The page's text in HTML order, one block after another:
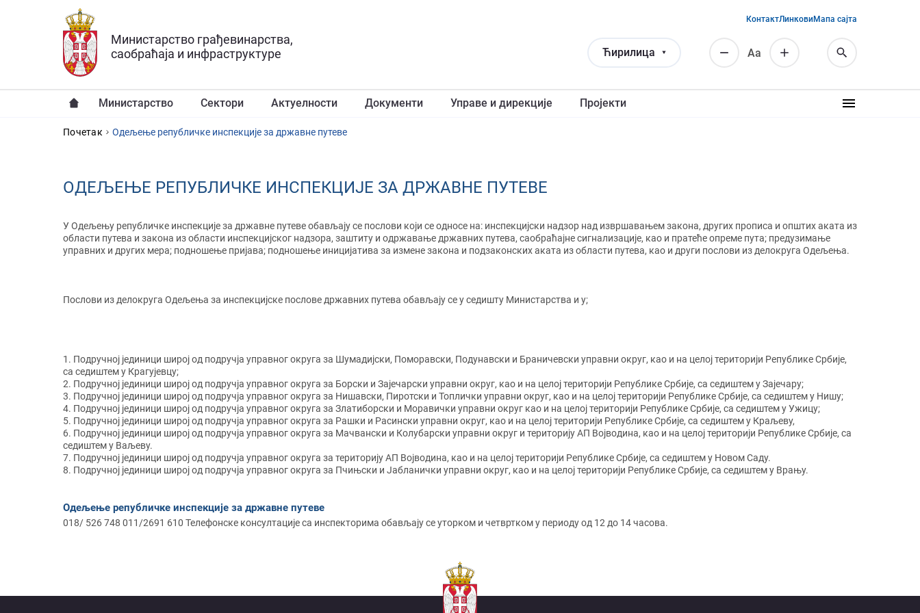
Прескочи на главни део садржаја
Министарство грађевинарства,
саобраћаја и инфраструктуре
Ћирилица Аа
КонтактЛинковиМапа сајта
Министарство Сектори Актуелности Документи Управе и дирекције Пројекти
YOU ARE HERE
Почетак Одељење републичке инспекције за државне путеве
ОДЕЉЕЊЕ РЕПУБЛИЧКЕ ИНСПЕКЦИЈЕ ЗА ДРЖАВНЕ ПУТЕВЕ
У Одељењу републичке инспекције за државне путеве обављају се послови који се односе на: инспекцијски надзор над извршавањем закона, других прописа и општих аката из
области путева и закона из области инспекцијског надзора, заштиту и одржавање државних путева, саобраћајне сигнализације, као и пратеће опреме пута; предузимање
управних и других мера; подношење пријава; подношење иницијатива за измене закона и подзаконских аката из области путева, као и други послови из делокруга Одељења.
Послови из делокруга Одељења за инспекцијске послове државних путева обављају се у седишту Министарства и у;
Подручној јединици широј од подручја управног округа за Шумадијски, Поморавски, Подунавски и Браничевски управни округ, као и на целој територији Републике Србије,
са седиштем у Крагујевцу;
Подручној јединици широј од подручја управног округа за Борски и Зајечарски управни округ, као и на целој територији Републике Србије, са седиштем у Зајечару;
Подручној јединици широј од подручја управног округа за Нишавски, Пиротски и Топлички управни округ, као и на целој територији Републике Србије, са седиштем у Нишу;
Подручној јединици широј од подручја управног округа за Златиборски и Моравички управни округ као и на целој територији Републике Србије, са седиштем у Ужицу;
Подручној јединици широј од подручја управног округа за Рашки и Расински управни округ, као и на целој територији Републике Србије, са седиштем у Краљеву,
Подручној јединици широј од подручја управног округа за Мачвански и Колубарски управни округ и територију АП Војводина, као и на целој територији Републике Србије, са
седиштем у Ваљеву.
Подручној јединици широј од подручја управног округа за територију АП Војводина, као и на целој територији Републике Србије, са седиштем у Новом Саду.
Подручној јединици широј од подручја управног округа за Пчињски и Јабланички управни округ, као и на целој територији Републике Србије, са седиштем у Врању.
Одељење републичке инспекције за државне путеве
018/ 526 748 011/2691 610 Телефонске консултације са инспекторима обављају се уторком и четвртком у периоду од 12 до 14 часова.